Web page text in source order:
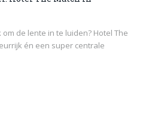
de lente in te luiden? Hotel The
én een super centrale